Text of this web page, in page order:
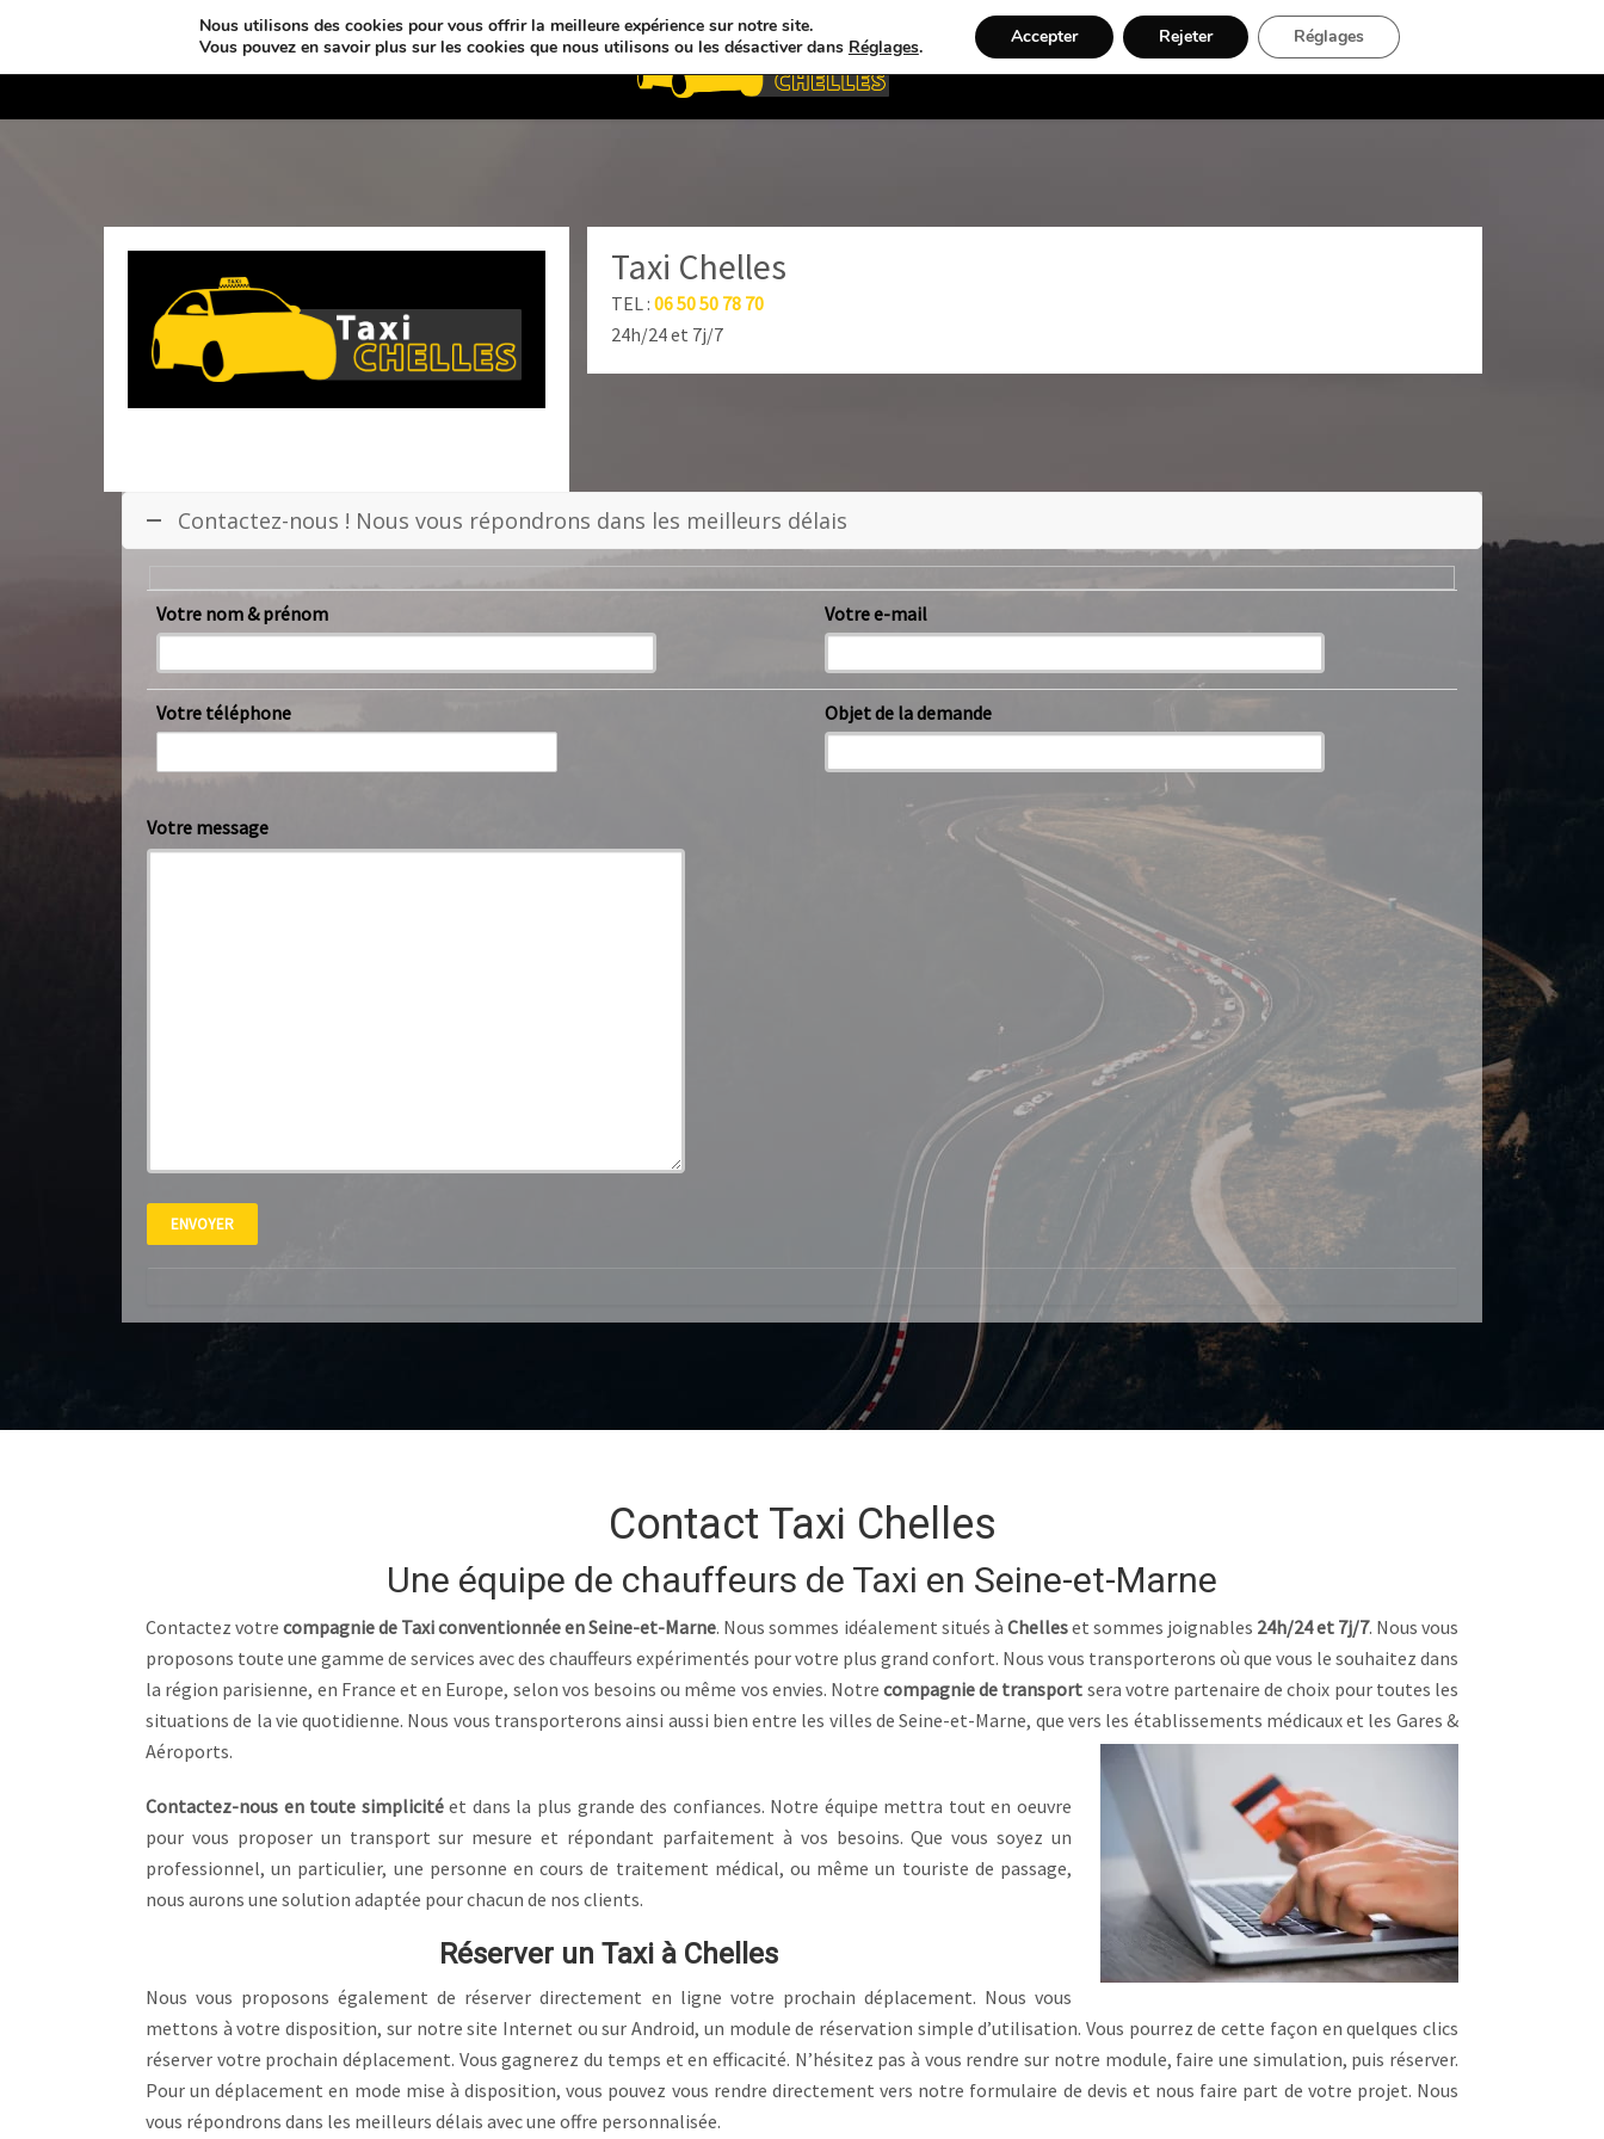
Taxi Chelles Prestations Réservation Contact
Taxi Chelles
TEL : 06 50 50 78 70
24h/24 et 7j/7
Contactez-nous ! Nous vous répondrons dans les meilleurs délais
Votre nom & prénom Votre e-mail
Votre téléphone Objet de la demande
Votre message
Contact Taxi Chelles
Une équipe de chauffeurs de Taxi en Seine-et-Marne
Contactez votrecompagnie de Taxi conventionnée en Seine-et-Marne. Nous sommes idéalement situés à Chelleset sommes joignables 24h/24 et 7j/7. Nous vous
proposons toute une gamme de services avec des chauffeurs expérimentés pour votre plus grand confort. Nous vous transporterons où que vous le souhaitez dans
la région parisienne, en France et en Europe, selon vos besoins ou même vos envies. Notrecompagnie de transport sera votre partenaire de choix pour toutes les
situations de la vie quotidienne. Nous vous transporterons ainsi aussi bien entre les villes de Seine-et-Marne, que vers les établissements médicaux et les Gares &
Aéroports.
Contactez-nous en toute simplicitéet dans la plus grande des confiances. Notre équipe mettra tout en oeuvre
pour vous proposer un transport sur mesure et répondant parfaitement à vos besoins. Que vous soyez un
professionnel, un particulier, une personne en cours de traitement médical, ou même un touriste de passage,
nous aurons une solution adaptée pour chacun de nos clients.
Réserver un Taxi à Chelles
Nous vous proposons également de réserver directement en ligne votre prochain déplacement. Nous vous
mettons à votre disposition, sur notre site Internet ou sur Android, un module de réservation simple d’utilisation. Vous pourrez de cette façon en quelques clics
réserver votre prochain déplacement. Vous gagnerez du temps et en efficacité. N’hésitez pas à vous rendre sur notre module, faire une simulation, puis réserver.
Pour un déplacement en mode mise à disposition, vous pouvez vous rendre directement vers notre formulaire de devis et nous faire part de votre projet. Nous
vous répondrons dans les meilleurs délais avec une offre personnalisée.
Nous utilisons des cookies pour vous offrir la meilleure expérience sur notre site.
Vous pouvez en savoir plus sur les cookies que nous utilisons ou les désactiver dans Réglages. Accepter Rejeter Réglages